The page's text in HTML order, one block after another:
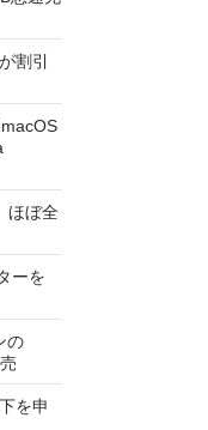
割引
ほぼ全
ーを
の
を申